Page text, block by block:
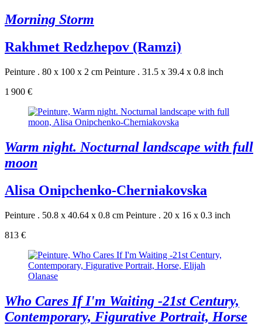
Morning Storm
Rakhmet Redzhepov (Ramzi)
Peinture . 80 x 100 x 2 cm Peinture . 31.5 x 39.4 x 0.8 inch
1 900 €
Warm night. Nocturnal landscape with full
moon
Alisa Onipchenko-Cherniakovska
Peinture . 50.8 x 40.64 x 0.8 cm Peinture . 20 x 16 x 0.3 inch
813 €
Who Cares If I'm Waiting -21st Century,
Contemporary, Figurative Portrait, Horse